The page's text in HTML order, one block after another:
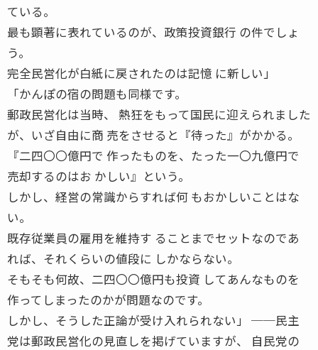
ている。
最も顕著に表れているのが、政策投資銀行 の件でしょ
う。
完全民営化が白紙に戻されたのは記憶 に新しい」
「かんぽの宿の問題も同様です。
郵政民営化は当時、 熱狂をもって国民に迎えられました
が、いざ自由に商 売をさせると『待った』がかかる。
『二四〇〇億円で 作ったものを、たった一〇九億円で
売却するのはお かしい』という。
しかし、経営の常識からすれば何 もおかしいことはな
い。
既存従業員の雇用を維持す ることまでセットなのであ
れば、それくらいの値段に しかならない。
そもそも何故、二四〇〇億円も投資 してあんなものを
作ってしまったのかが問題なのです。
しかし、そうした正論が受け入れられない」 ──民主
党は郵政民営化の見直しを掲げていますが、 自民党の